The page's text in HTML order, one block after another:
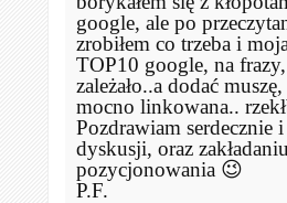
google, ale po
zrobiłem co trzeba i
TOP10 google, na
zależało..a dodać
mocno linkowana..
Pozdrawiam serdecznie
dyskusji, oraz
pozycjonowania 😉
P.F.